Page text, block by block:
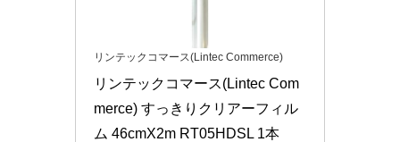
リンテックコマース(Lintec Commerce)
リンテックコマース(Lintec Com
merce) すっきりクリアーフィル
ム 46cmX2m RT05HDSL 1本